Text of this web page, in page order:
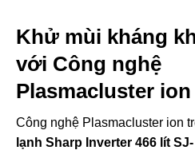
Khử mùi kháng
với Công nghệ
Plasmacluster ion
Công nghệ Plasmacluster ion
lạnh Sharp Inverter 466 lít SJ-